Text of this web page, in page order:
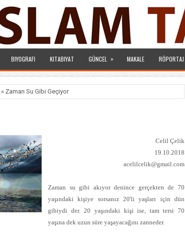
BIYOGRAFI KITABIYAT GÜNCEL » MAKALE RÖPORTAJ
» Zaman Su Gibi Geçiyor
Celil Çelik
19.10.2018
acelilcelik@gmail.com
Zaman su gibi akıyor denince gerçekten de 70
yaşındaki kişiye sorsanız 20'li yaşları için dün
gibiydi der. 20 yaşındaki kişi ise, tam tersi 70
yaşına dek uzun süre yaşayacağını zanneder.